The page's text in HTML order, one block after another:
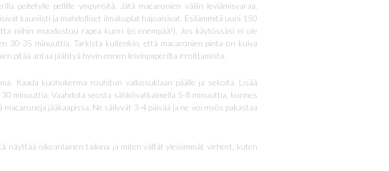
peitetylle pellille ympyröitä. Jätä macaronien väliin leviämisvaraa.
kauniisti ja mahdolliset ilmakuplat hajoaisivat. Esilämmitä uuni 150
niihin muodostuu rapea kuori (ei enempää!). Jos käytössäsi ei ole
30-35 minuuttia. Tarkista kuitenkin, että macaronien pinta on kuiva
pitää antaa jäähtyä hyvin ennen leivinpaperilta irroittamista.
Kaada kuohukerma rouhitun valkosuklaan päälle ja sekoita. Lisää
minuuttia. Vaahdota seosta sähkövatkaimella 5-8 minuuttia, kunnes
jääkaapissa. Ne säilyvät 3-4 päivää ja ne voi myös pakastaa
näyttää oikeanlainen taikina ja miten vältät yleisimmät virheet, kuten